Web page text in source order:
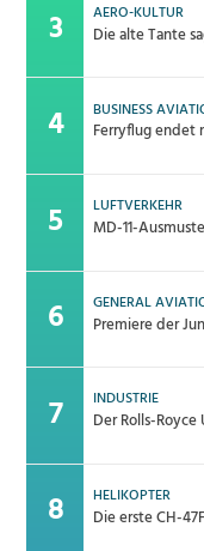
AERO-KULTUR
Die alte Tante
BUSINESS
Ferryflug endet
LUFTVERKEHR
MD-11-
GENERAL
Premiere der
INDUSTRIE
Der Rolls-
HELIKOPTER
Die erste CH-